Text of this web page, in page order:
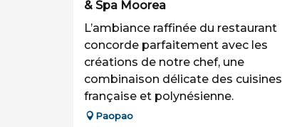
& Spa Moorea
L’ambiance raffinée du restaurant
concorde parfaitement avec les
créations de notre chef, une
combinaison délicate des cuisines
française et polynésienne.
Paopao